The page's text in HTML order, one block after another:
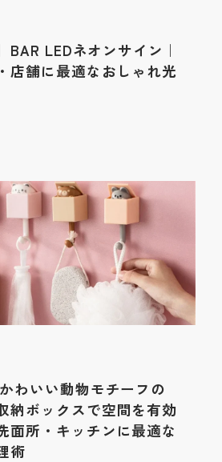
BAR LEDネオンサイン｜
店舗に最適なおしゃれ光
かわいい動物モチーフの
納ボックスで空間を有効
面所・キッチンに最適な
術